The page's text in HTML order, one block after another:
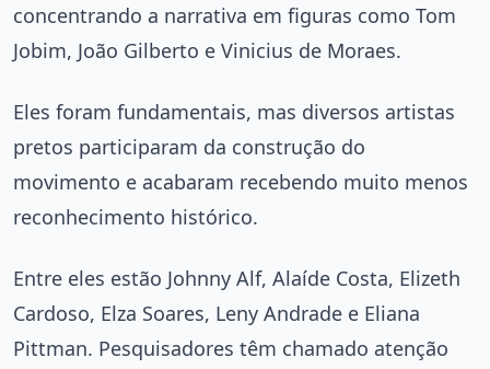
concentrando a narrativa em figuras como Tom
Jobim, João Gilberto e Vinicius de Moraes.
Eles foram fundamentais, mas diversos artistas
pretos participaram da construção do
movimento e acabaram recebendo muito menos
reconhecimento histórico.
Entre eles estão Johnny Alf, Alaíde Costa, Elizeth
Cardoso, Elza Soares, Leny Andrade e Eliana
Pittman. Pesquisadores têm chamado atenção